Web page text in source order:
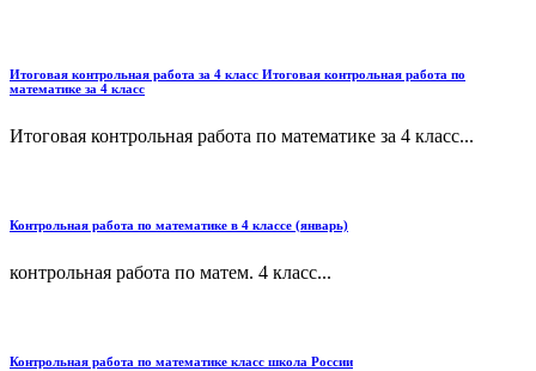
Итоговая контрольная работа за 4 класс Итоговая контрольная работа по
математике за 4 класс
Итоговая контрольная работа по математике за 4 класс...
Контрольная работа по математике в 4 классе (январь)
контрольная работа по матем. 4 класс...
Контрольная работа по математике класс школа России